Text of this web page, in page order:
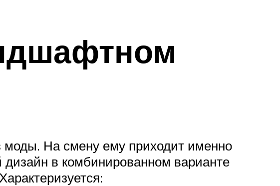
моды. На смену ему приходит именно
в комбинированном варианте